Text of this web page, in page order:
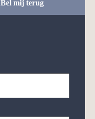
Bel mij terug